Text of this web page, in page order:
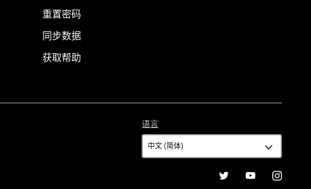
重置密码
同步数据
获取帮助
语言
言